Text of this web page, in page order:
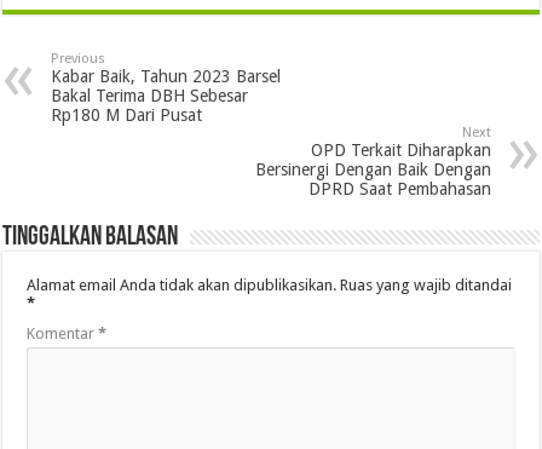
Previous
Kabar Baik, Tahun 2023 Barsel
Bakal Terima DBH Sebesar
Rp180 M Dari Pusat
Next
OPD Terkait Diharapkan
Bersinergi Dengan Baik Dengan
DPRD Saat Pembahasan
Tinggalkan Balasan
Alamat email Anda tidak akan dipublikasikan. Ruas yang wajib ditandai
*
Komentar*